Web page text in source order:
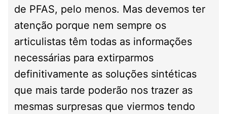
de PFAS, pelo menos. Mas devemos ter
atenção porque nem sempre os
articulistas têm todas as informações
necessárias para extirparmos
definitivamente as soluções sintéticas
que mais tarde poderão nos trazer as
mesmas surpresas que viermos tendo